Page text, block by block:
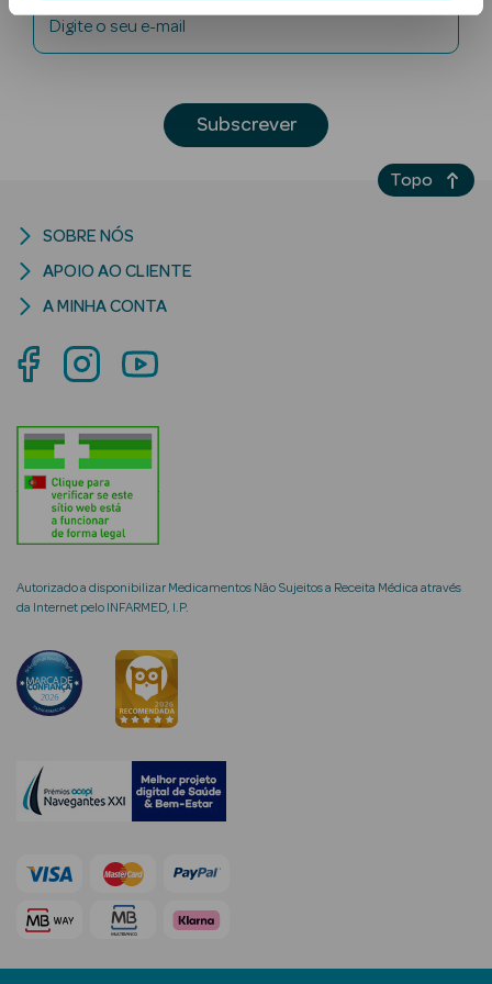
Solares
Corpo
Lábios
Solares Bebé e
Criança
Rosto e
Ver Tudo
Cosmética
Hidratantes
Creme de Olhos
envelhecimento
Digite o seu e-mail
Subscrever
Autorizado a disponibilizar Medicamentos Não Sujeitos a Receita Médica através
da Internet pelo INFARMED, I.P.
SOBRE NÓS
APOIO AO CLIENTE
A MINHA CONTA
Topo